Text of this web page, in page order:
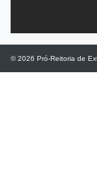
© 2026 Pró-Reitoria de